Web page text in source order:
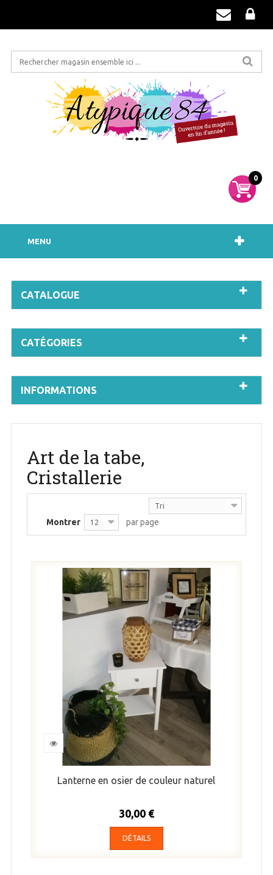
0
MENU
CATALOGUE
CATÉGORIES
INFORMATIONS
Art de la tabe,
Cristallerie
Tri
Montrer 12 par page
Lanterne en osier de couleur naturel
30,00 €
DÉTAILS